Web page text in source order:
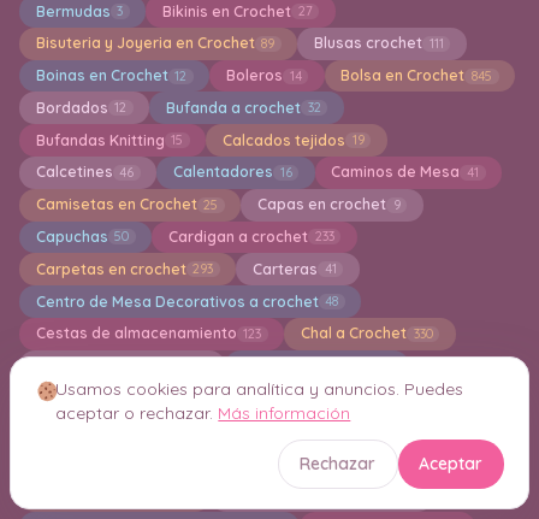
Bermudas 3 Bikinis en Crochet 27
Bisuteria y Joyeria en Crochet 89 Blusas crochet 111
Boinas en Crochet 12 Boleros 14 Bolsa en Crochet 845
Bordados 12 Bufanda a crochet 32
Bufandas Knitting 15 Calcados tejidos 19
Calcetines 46 Calentadores 16 Caminos de Mesa 41
Camisetas en Crochet 25 Capas en crochet 9
Capuchas 50 Cardigan a crochet 233
Carpetas en crochet 293 Carteras 41
Centro de Mesa Decorativos a crochet 48
Cestas de almacenamiento 123 Chal a Crochet 330
Chaquetas en crochet 69 Cojines 102
Colgantes 27
Conjuntos de ganchillo
Usamos cookies para analítica y anuncios. Puedes
aceptar o rechazar. Más información
Rechazar Aceptar